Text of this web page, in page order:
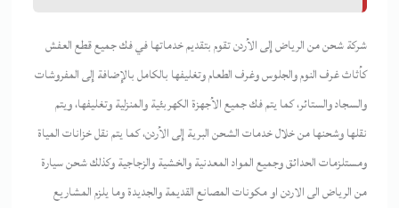
شركة شحن من الرياض إلى الأردن تقوم بتقديم خدماتها في فك جميع قطع العفش
كأثاث غرف النوم والجلوس وغرف الطعام وتغليفها بالكامل بالإضافة إلى المفروشات
والسجاد والستائر، كما يتم فك جميع الأجهزة الكهربئية والمنزلية وتغليفها، ويتم
نقلها وشحنها من خلال خدمات الشحن البرية إلى الأردن، كما يتم نقل خزانات المياة
ومستلزمات الحدائق وجميع المواد المعدنية والخشية والزجاجية وكذلك شحن سيارة
من الرياض الى الاردن او مكونات المصانع القديمة والجديدة وما يلزم المشاريع